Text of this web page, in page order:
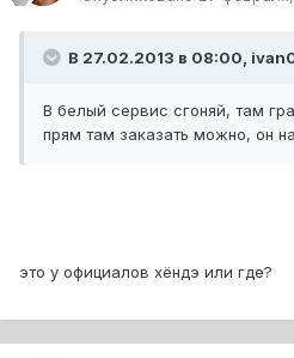
В 27.02.2013 в 08:00,
В белый сервис сгоняй, там
прям там заказать можно, он
это у официалов хёндэ или где?